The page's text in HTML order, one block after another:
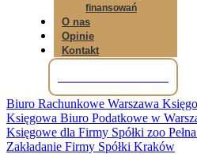
finansowań
O nas
Opinie
Kontakt
Biuro Rachunkowe Warszawa
Księgowa Biuro Podatkowe w
Księgowe dla Firmy Spółki zoo
Zakładanie Firmy Spółki Kraków